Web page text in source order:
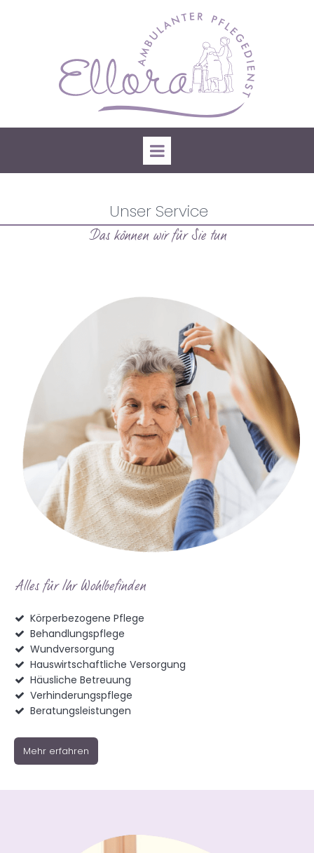
Unser Service
Das können wir für Sie tun
Alles für Ihr Wohlbefinden
 Körperbezogene Pflege
 Behandlungspflege
 Wundversorgung
 Hauswirtschaftliche Versorgung
 Häusliche Betreuung
 Verhinderungspflege
 Beratungsleistungen
Mehr erfahren